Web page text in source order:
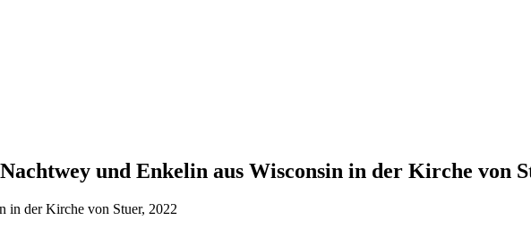
und Enkelin aus Wisconsin in der Kirche von